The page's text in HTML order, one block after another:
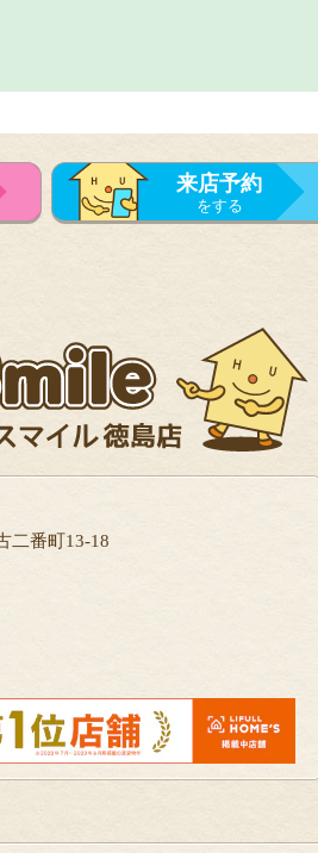
来店予約
をする
二番町13-18